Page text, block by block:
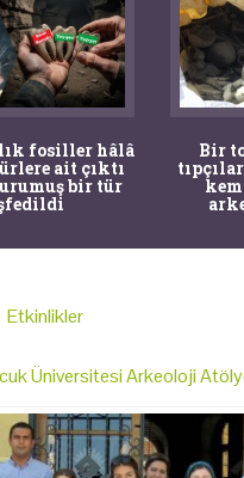
kemik adli
çevirdi,
sırrını
çözdü
Etkinlikler
Üniversitesi Arkeoloji